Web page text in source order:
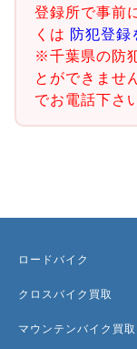
登録所で事前
くは 防犯登録
※千葉県の防
とができませ
でお電話下さ
ロードバイク
クロスバイク買取
マウンテンバイク買取